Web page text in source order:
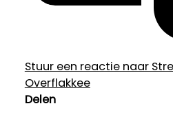
Stuur een reactie naar
Overflakkee
Delen